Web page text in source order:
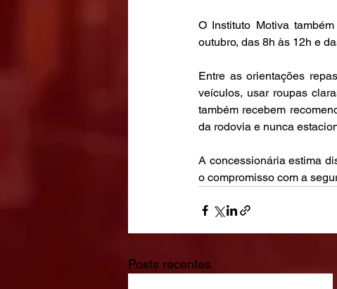
O Instituto Motiva
outubro, das 8h às 12h e
Entre as orientações
veículos, usar roupas
também recebem
da rodovia e nunca
A concessionária estima
o compromisso com a
Posts recentes